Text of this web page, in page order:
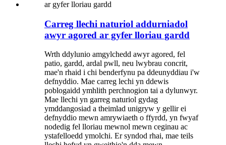
Carreg llechi naturiol addurniadol
awyr agored ar gyfer lloriau gardd
Wrth ddylunio amgylchedd awyr agored, fel
patio, gardd, ardal pwll, neu lwybrau concrit,
mae'n rhaid i chi benderfynu pa ddeunyddiau i'w
defnyddio. Mae carreg lechi yn ddewis
poblogaidd ymhlith perchnogion tai a dylunwyr.
Mae llechi yn garreg naturiol gydag
ymddangosiad a theimlad unigryw y gellir ei
defnyddio mewn amrywiaeth o ffyrdd, yn fwyaf
nodedig fel lloriau mewnol mewn ceginau ac
ystafelloedd ymolchi. Er syndod rhai, mae teils